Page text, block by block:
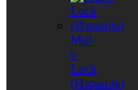
Mul-
t-
Lock
(Израиль)